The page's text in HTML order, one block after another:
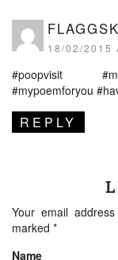
18/02/2015
#poopvisit
#mypoemforyou
REPLY
Your email
marked *
Name